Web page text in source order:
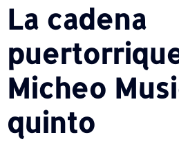
La cadena
Micheo
quinto